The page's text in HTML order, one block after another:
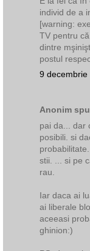
individ de a
[warning:
TV pentru
dintre
postul
9 decembrie
Anonim
pai da... dar
posibili. si
stii. ... si pe
rau.
Iar daca ai
ai liberale
aceeasi
ghinion:)